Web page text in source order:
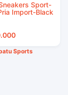
Sport-
Import-Black
Sports